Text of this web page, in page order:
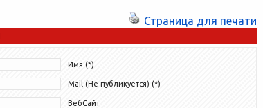
Страница для печати
Имя (*)
Mail (Не публикуется) (*)
ВебСайт